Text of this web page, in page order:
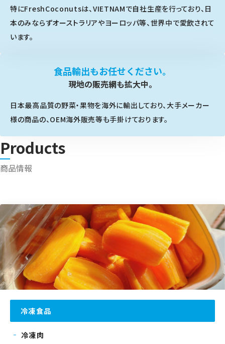
特にFreshCoconutsは、VIETNAMで自社生産を行っており、日
本のみならずオーストラリアやヨーロッパ等、世界中で愛飲されて
います。
食品輸出もお任せください。
現地の販売網も拡大中。
日本最高品質の野菜・果物を海外に輸出しており、大手メーカー
様の商品の、OEM海外販売等も手掛けております。
Products
商品情報
冷凍食品
冷凍肉